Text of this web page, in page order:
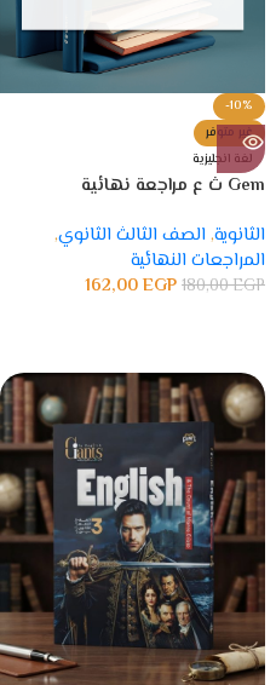
-10%
غير متوفر
لغة انجليزية
Gem ث ع مراجعة نهائية
الثانوية, الصف الثالث الثانوي,
المراجعات النهائية
180,00EGP
162,00EGP